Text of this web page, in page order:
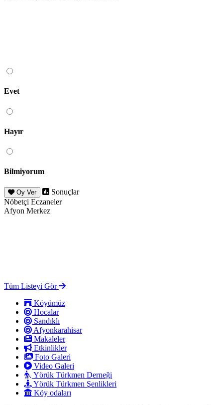
Evet
Hayır
Bilmiyorum
Oy Ver
Sonuçlar
Nöbetçi Eczaneler
Afyon Merkez
Tüm Listeyi Gör
Köyümüz
Hocalar
Sandıklı
Afyonkarahisar
Makaleler
Etkinlikler
Foto Galeri
Video Galeri
Yörük Türkmen Derneği
Yörük Türkmen Şenlikleri
Köy odaları